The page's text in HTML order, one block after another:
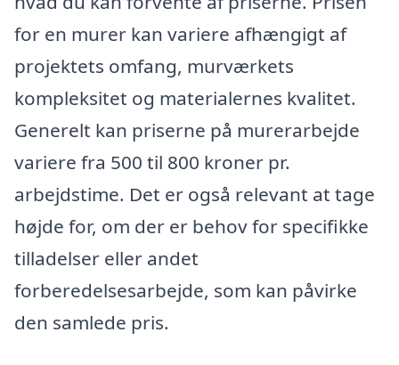
for en murer kan variere afhængigt af
projektets omfang, murværkets
kompleksitet og materialernes kvalitet.
Generelt kan priserne på murerarbejde
variere fra 500 til 800 kroner pr.
arbejdstime. Det er også relevant at tage
højde for, om der er behov for specifikke
tilladelser eller andet
forberedelsesarbejde, som kan påvirke
den samlede pris.